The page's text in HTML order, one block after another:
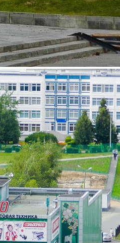
в 2008 г. и за это время
у постоянных покупателей,
административном округе г.
районов Москвы и
расположен на основной
Ленинградское и